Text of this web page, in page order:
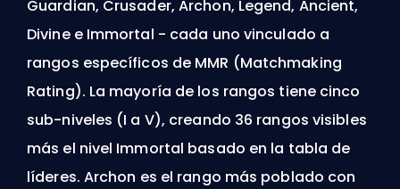
Guardian, Crusader, Archon, Legend, Ancient,
Divine e Immortal - cada uno vinculado a
rangos específicos de MMR (Matchmaking
Rating). La mayoría de los rangos tiene cinco
sub-niveles (I a V), creando 36 rangos visibles
más el nivel Immortal basado en la tabla de
líderes. Archon es el rango más poblado con